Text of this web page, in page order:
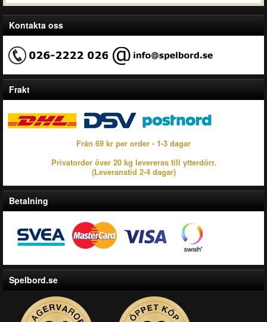
Kontakta oss
Frakt
Från 69 kr per order - 1-3 dagar
Privatorder över 20 kg levereras till ytterdörr.
(Leveranstid 2-4 dagar)
Betalning
Spelbord.se